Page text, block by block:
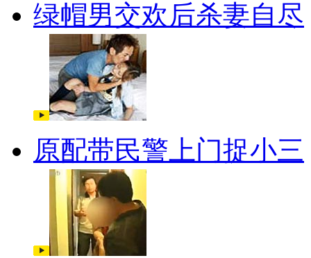
绿帽男交欢后杀妻自尽
原配带民警上门捉小三